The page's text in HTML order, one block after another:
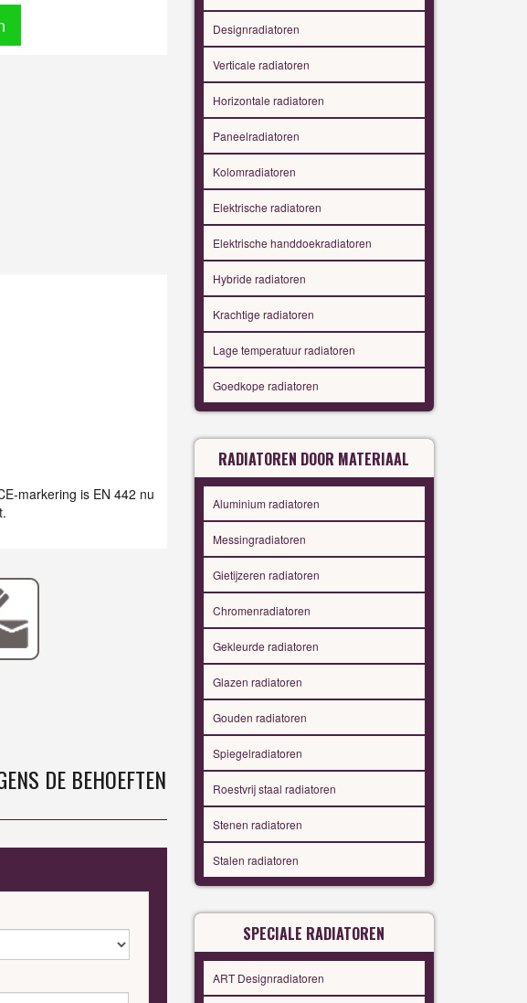
markering is EN 442 nu
DE BEHOEFTEN
Designradiatoren
Verticale radiatoren
Horizontale radiatoren
Paneelradiatoren
Kolomradiatoren
Elektrische radiatoren
Elektrische handdoekradiatoren
Hybride radiatoren
Krachtige radiatoren
Lage temperatuur radiatoren
Goedkope radiatoren
RADIATOREN DOOR MATERIAAL
Aluminium radiatoren
Messingradiatoren
Gietijzeren radiatoren
Chromenradiatoren
Gekleurde radiatoren
Glazen radiatoren
Gouden radiatoren
Spiegelradiatoren
Roestvrij staal radiatoren
Stenen radiatoren
Stalen radiatoren
SPECIALE RADIATOREN
ART Designradiatoren